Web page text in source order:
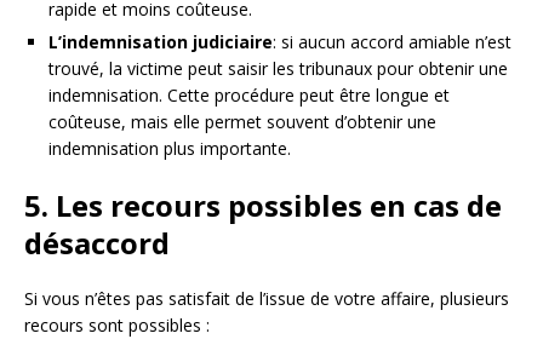
rapide et moins coûteuse.
L’indemnisation judiciaire: si aucun accord amiable n’est
trouvé, la victime peut saisir les tribunaux pour obtenir une
indemnisation. Cette procédure peut être longue et
coûteuse, mais elle permet souvent d’obtenir une
indemnisation plus importante.
5. Les recours possibles en cas de
désaccord
Si vous n’êtes pas satisfait de l’issue de votre affaire, plusieurs
recours sont possibles :